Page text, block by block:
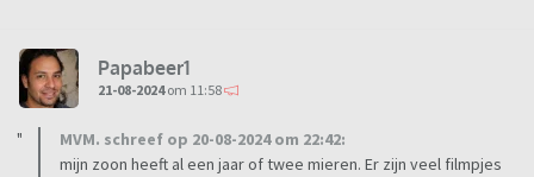
Papabeer1
21-08-2024om 11:58
MVM. schreef op 20-08-2024 om 22:42:
mijn zoon heeft al een jaar of twee mieren. Er zijn veel filmpjes